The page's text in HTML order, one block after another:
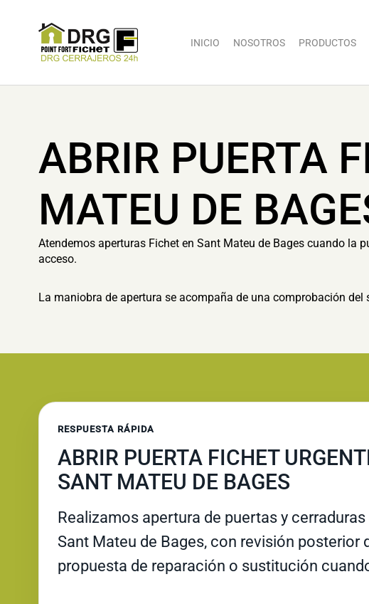
INICIO NOSOTROS PRODUCTOS
ABRIR PUERTA
MATEU DE
Atendemos aperturas Fichet en Sant Mateu de Bages cuando la
acceso.
La maniobra de apertura se acompaña de una comprobación
RESPUESTA RÁPIDA
ABRIR PUERTA FICHET
SANT MATEU DE BAGES
Realizamos apertura de puertas y
Sant Mateu de Bages, con revisión posterior
propuesta de reparación o sustitución